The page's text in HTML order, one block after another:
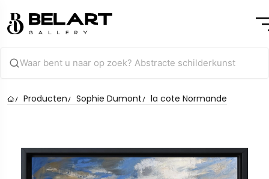
Producten Sophie Dumont la cote Normande